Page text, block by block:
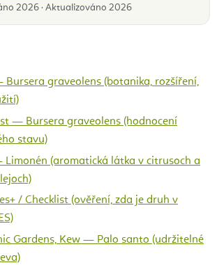
2026 · Aktualizováno 2026
graveolens (botanika, rozšíření,
— Bursera graveolens (hodnocení
stavu)
Limonén (aromatická látka v citrusoch a
/ Checklist (ověření, zda je druh v
Gardens, Kew — Palo santo (udržitelné